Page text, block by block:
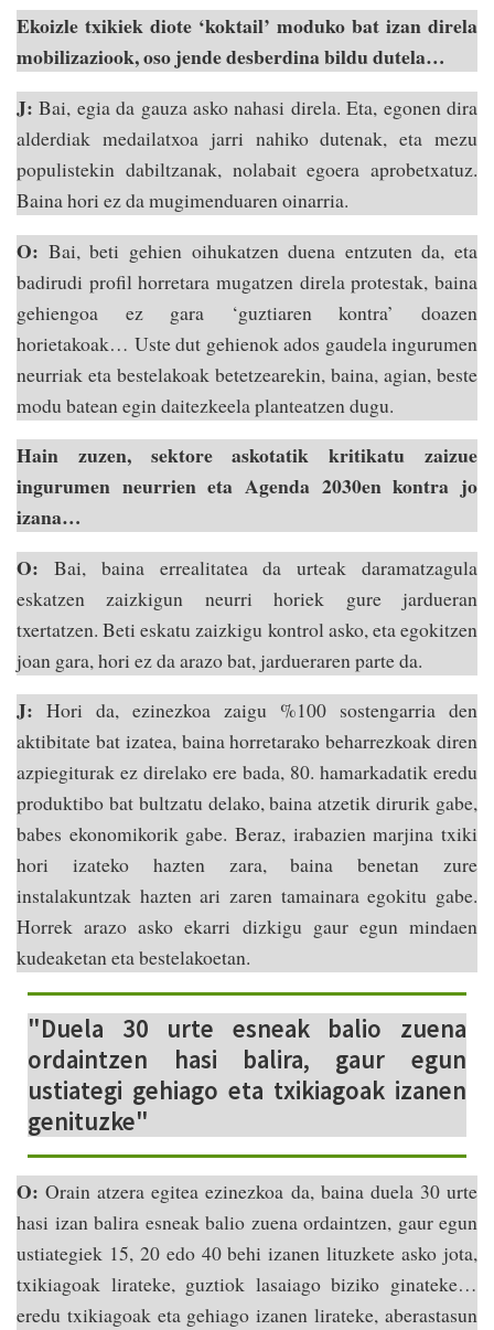
Ekoizle txikiek diote ‘koktail’ moduko bat izan direla
mobilizaziook, oso jende desberdina bildu dutela…
J:Bai, egia da gauza asko nahasi direla. Eta, egonen dira
alderdiak medailatxoa jarri nahiko dutenak, eta mezu
populistekin dabiltzanak, nolabait egoera aprobetxatuz.
Baina hori ez da mugimenduaren oinarria.
O: Bai, beti gehien oihukatzen duena entzuten da, eta
badirudi profil horretara mugatzen direla protestak, baina
gehiengoa ez gara ‘guztiaren kontra’ doazen
horietakoak… Uste dut gehienok ados gaudela ingurumen
neurriak eta bestelakoak betetzearekin, baina, agian, beste
modu batean egin daitezkeela planteatzen dugu.
Hain zuzen, sektore askotatik kritikatu zaizue
ingurumen neurrien eta Agenda 2030en kontra jo
izana…
O: Bai, baina errealitatea da urteak daramatzagula
eskatzen zaizkigun neurri horiek gure jardueran
txertatzen. Beti eskatu zaizkigu kontrol asko, eta egokitzen
joan gara, hori ez da arazo bat, jardueraren parte da.
J: Hori da, ezinezkoa zaigu %100 sostengarria den
aktibitate bat izatea, baina horretarako beharrezkoak diren
azpiegiturak ez direlako ere bada, 80. hamarkadatik eredu
produktibo bat bultzatu delako, baina atzetik dirurik gabe,
babes ekonomikorik gabe. Beraz, irabazien marjina txiki
hori izateko hazten zara, baina benetan zure
instalakuntzak hazten ari zaren tamainara egokitu gabe.
Horrek arazo asko ekarri dizkigu gaur egun mindaen
kudeaketan eta bestelakoetan.
"Duela 30 urte esneak balio zuena
ordaintzen hasi balira, gaur egun
ustiategi gehiago eta txikiagoak izanen
genituzke"
O:Orain atzera egitea ezinezkoa da, baina duela 30 urte
hasi izan balira esneak balio zuena ordaintzen, gaur egun
ustiategiek 15, 20 edo 40 behi izanen lituzkete asko jota,
txikiagoak lirateke, guztiok lasaiago biziko ginateke…
eredu txikiagoak eta gehiago izanen lirateke, aberastasun